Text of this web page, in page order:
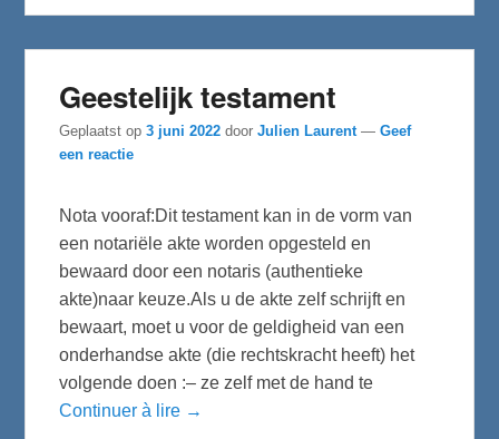
Geestelijk testament
Geplaatst op3 juni 2022 doorJulien Laurent —Geef
een reactie
Nota vooraf:Dit testament kan in de vorm van
een notariële akte worden opgesteld en
bewaard door een notaris (authentieke
akte)naar keuze.Als u de akte zelf schrijft en
bewaart, moet u voor de geldigheid van een
onderhandse akte (die rechtskracht heeft) het
volgende doen :– ze zelf met de hand te
Continuer à lire →